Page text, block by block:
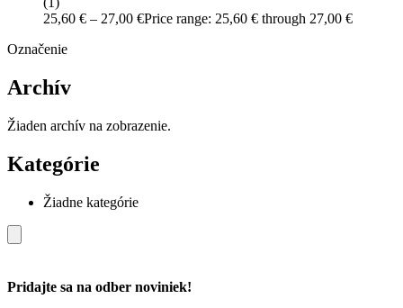
25,60 € – 27,00 €Price range: 25,60 € through 27,00 €
Označenie
Archív
Žiaden archív na zobrazenie.
Kategórie
Žiadne kategórie
Pridajte sa na odber noviniek!